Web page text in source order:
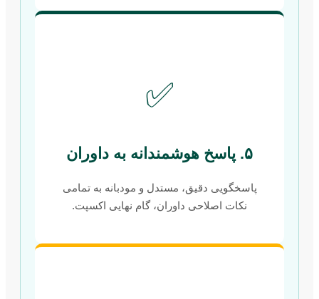
✅
۵. پاسخ هوشمندانه به داوران
پاسخگویی دقیق، مستدل و مودبانه به تمامی
نکات اصلاحی داوران، گام نهایی اکسپت.